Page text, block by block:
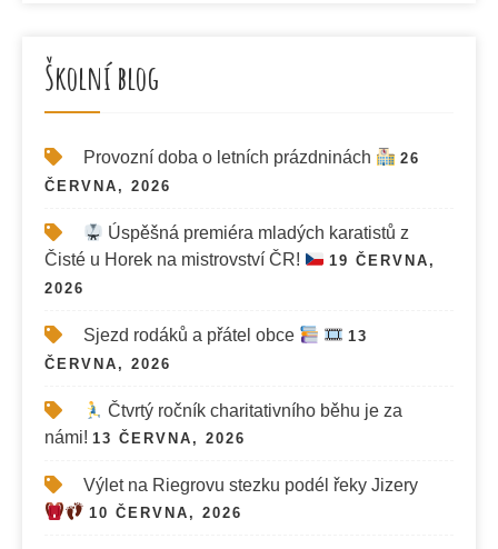
Školní blog
Provozní doba o letních prázdninách
26
ČERVNA, 2026
Úspěšná premiéra mladých karatistů z
Čisté u Horek na mistrovství ČR!
19 ČERVNA,
2026
Sjezd rodáků a přátel obce
13
ČERVNA, 2026
Čtvrtý ročník charitativního běhu je za
námi! 13 ČERVNA, 2026
Výlet na Riegrovu stezku podél řeky Jizery
10 ČERVNA, 2026